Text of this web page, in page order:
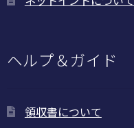
ヘルプ＆ガイド
領収書について